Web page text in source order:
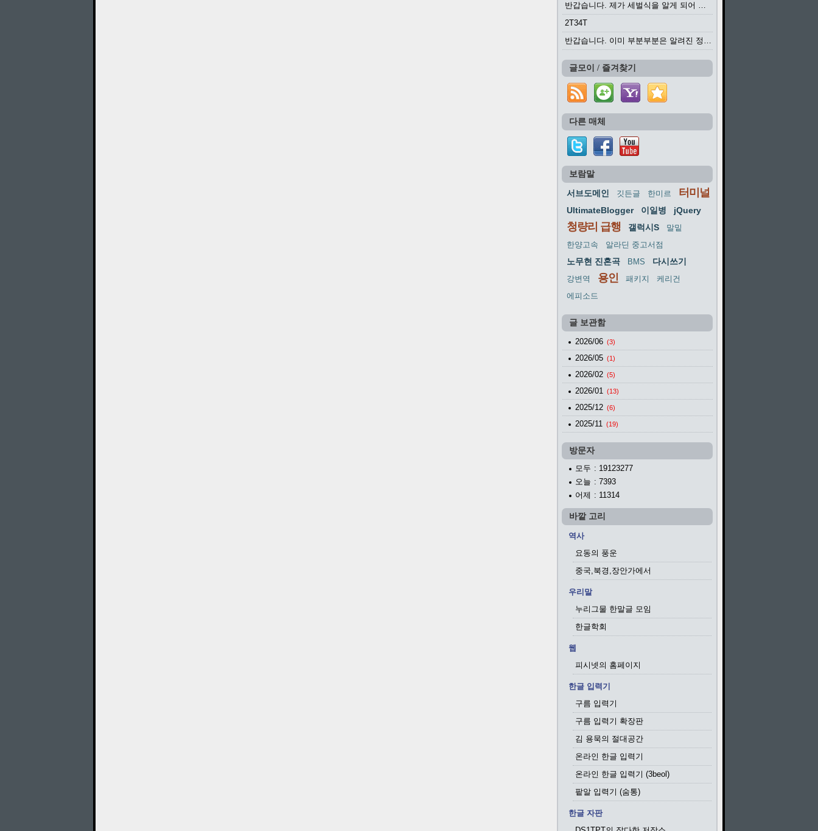
반갑습니다. 제가 세벌식을 알게 되어 세벌식 써...
2T34T
반갑습니다. 이미 부분부분은 알려진 정보들이...
글모이 / 즐겨찾기
다른 매체
보람말
서브도메인 깃든글 한미르 터미널
UltimateBlogger 이일병 jQuery
청량리 급행 갤럭시S
말밑
한양고속
알라딘 중고서점
노무현 진혼곡 BMS 다시쓰기
강변역 용인 패키지
케리건
에피소드
글 보관함
2026/06 (3)
2026/05 (1)
2026/02 (5)
2026/01 (13)
2025/12 (6)
2025/11 (19)
방문자
모두 : 19123277
오늘 : 7393
어제 : 11314
바깥 고리
역사
요동의 풍운
중국,북경,장안가에서
우리말
누리그물 한말글 모임
한글학회
웹
피시넷의 홈페이지
한글 입력기
구름 입력기
구름 입력기 확장판
김 용묵의 절대공간
온라인 한글 입력기
온라인 한글 입력기 (3beol)
팥알 입력기 (숨통)
한글 자판